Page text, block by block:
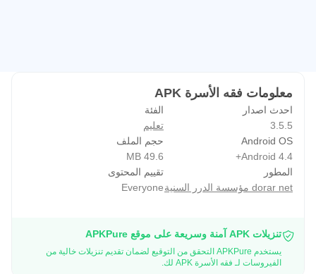
معلومات فقه الأسرة APK
احدث اصدار
3.5.5
الفئة
تعليم
Android OS
Android 4.4+
حجم الملف
49.6 MB
المطور
dorar net مؤسسة الدرر السنية
تقييم المحتوى
Everyone
تنزيلات APK آمنة وسريعة على موقع APKPure
يستخدم APKPure التحقق من التوقيع لضمان تقديم تنزيلات خالية من
الفيروسات لـ فقه الأسرة APK لك.